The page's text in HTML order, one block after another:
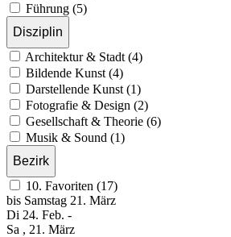
Führung (5)
Disziplin
Architektur & Stadt (4)
Bildende Kunst (4)
Darstellende Kunst (1)
Fotografie & Design (2)
Gesellschaft & Theorie (6)
Musik & Sound (1)
Bezirk
10. Favoriten (17)
bis Samstag 21. März
Di 24. Feb. -
Sa , 21. März